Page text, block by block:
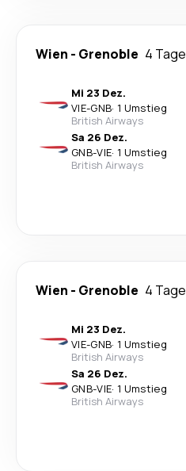
Wien - Grenoble 4 Tage
Mi 23 Dez.
VIE-GNB· 1 Umstieg
British Airways
Sa 26 Dez.
GNB-VIE· 1 Umstieg
British Airways
Wien - Grenoble 4 Tage
Mi 23 Dez.
VIE-GNB· 1 Umstieg
British Airways
Sa 26 Dez.
GNB-VIE· 1 Umstieg
British Airways